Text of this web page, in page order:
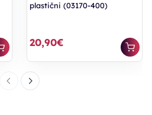
plastični (03170-400)
20,90€